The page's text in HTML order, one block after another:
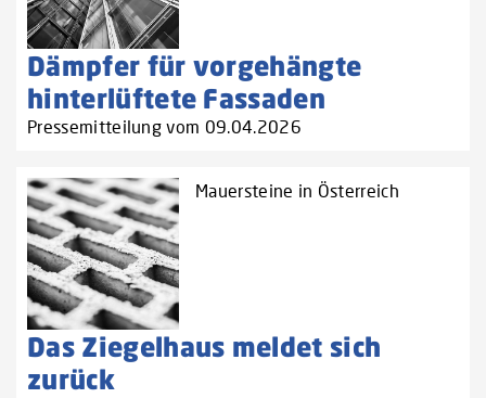
Dämpfer für vorgehängte
hinterlüftete Fassaden
Pressemitteilung vom 09.04.2026
Mauersteine in Österreich
Das Ziegelhaus meldet sich
zurück